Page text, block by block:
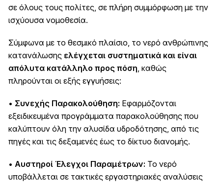
σε όλους τους πολίτες, σε πλήρη συμμόρφωση με την
ισχύουσα νομοθεσία.
Σύμφωνα με το θεσμικό πλαίσιο, το νερό ανθρώπινης
κατανάλωσης ελέγχεται συστηματικά και είναι
απόλυτα κατάλληλο προς πόση, καθώς
πληρούνται οι εξής εγγυήσεις:
• Συνεχής Παρακολούθηση: Εφαρμόζονται
εξειδικευμένα προγράμματα παρακολούθησης που
καλύπτουν όλη την αλυσίδα υδροδότησης, από τις
πηγές και τις δεξαμενές έως το δίκτυο διανομής.
• Αυστηροί Έλεγχοι Παραμέτρων: Το νερό
υποβάλλεται σε τακτικές εργαστηριακές αναλύσεις